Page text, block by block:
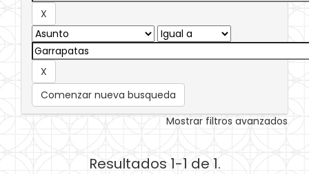
Comenzar nueva busqueda
Mostrar filtros avanzados
Resultados 1-1 de 1.